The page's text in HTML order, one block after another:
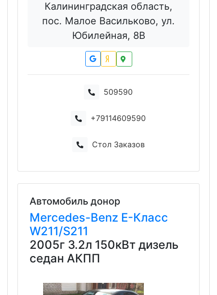
Калининградская область,
пос. Малое Васильково, ул.
Юбилейная, 8В
509590
+79114609590
Стол Заказов
Автомобиль донор
Mercedes-Benz E-Класс
W211/S211
2005г 3.2л 150кВт дизель
седан АКПП